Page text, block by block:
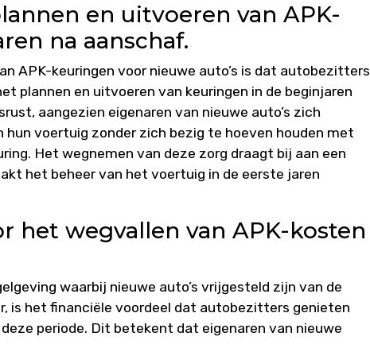
en uitvoeren van APK-
na aanschaf.
APK-keuringen voor nieuwe auto’s is dat autobezitters
plannen en uitvoeren van keuringen in de beginjaren
aangezien eigenaren van nieuwe auto’s zich
voertuig zonder zich bezig te hoeven houden met
Het wegnemen van deze zorg draagt bij aan een
het beheer van het voertuig in de eerste jaren
het wegvallen van APK-kosten
waarbij nieuwe auto’s vrijgesteld zijn van de
is het financiële voordeel dat autobezitters genieten
periode. Dit betekent dat eigenaren van nieuwe